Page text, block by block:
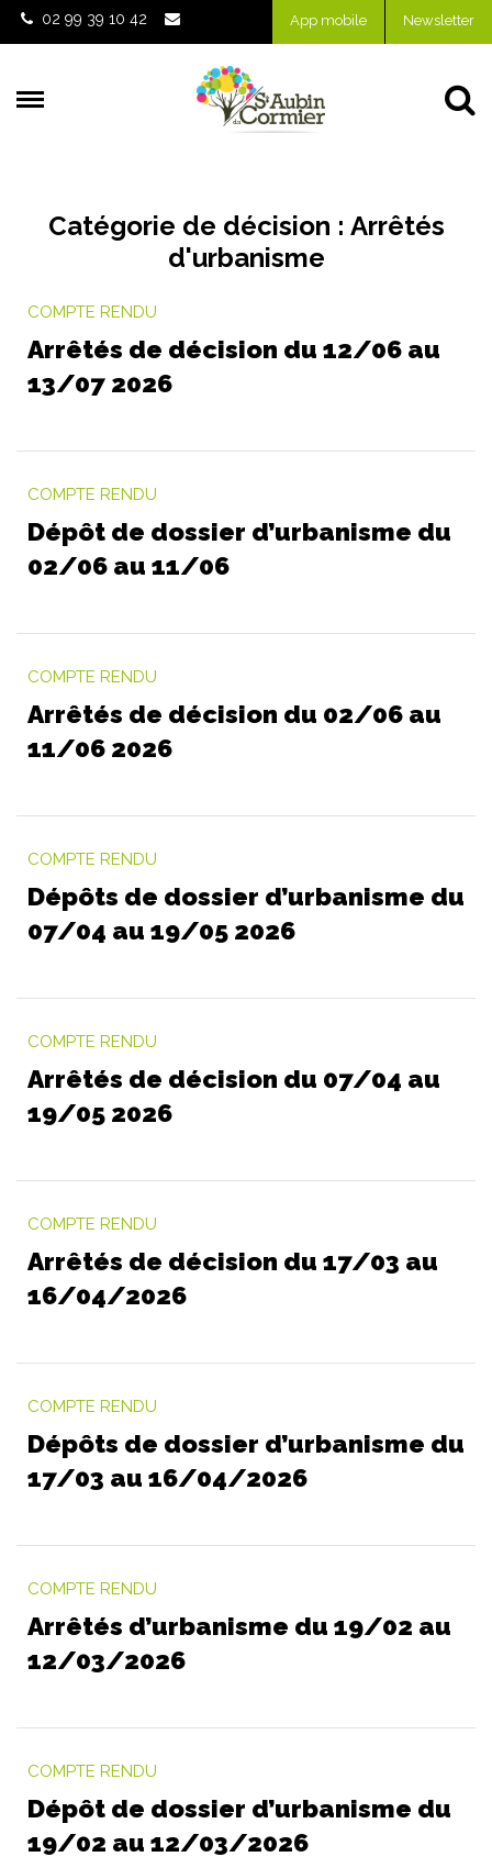
Gestion des traceurs
02 99 39 10 42 App mobile Newsletter
Catégorie de décision : Arrêtés
d'urbanisme
COMPTE RENDU
Arrêtés de décision du 12/06 au
13/07 2026
COMPTE RENDU
Dépôt de dossier d’urbanisme du
02/06 au 11/06
COMPTE RENDU
Arrêtés de décision du 02/06 au
11/06 2026
COMPTE RENDU
Dépôts de dossier d’urbanisme du
07/04 au 19/05 2026
COMPTE RENDU
Arrêtés de décision du 07/04 au
19/05 2026
COMPTE RENDU
Arrêtés de décision du 17/03 au
16/04/2026
COMPTE RENDU
Dépôts de dossier d’urbanisme du
17/03 au 16/04/2026
COMPTE RENDU
Arrêtés d’urbanisme du 19/02 au
12/03/2026
COMPTE RENDU
Dépôt de dossier d’urbanisme du
19/02 au 12/03/2026